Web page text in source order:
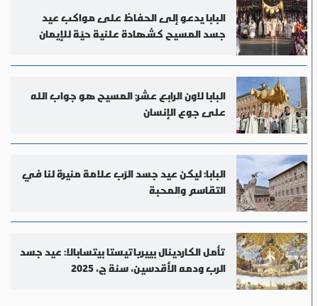
البابا يدعو إلى الحفاظ على مواكب عيد
جسد المسيح كشهادة علنية حيّة للإيمان
البابا لاون الرابع عشر: المسيح هو جواب الله
على جوع الإنسان
البابا: ليكن عيد جسد الرّب علامة منيرة لنا في
التقاسم والمحبة
تأمل الكاردينال بييرباتيستا بيتسابالا: عيد جسد
الرب ودمه الأقدسين، سنة ج، 2025